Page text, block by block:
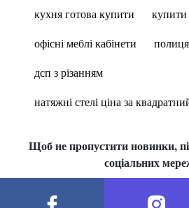
кухня готова купити
купити
офісні меблі кабінети
дсп з різанням
натяжні стелі ціна за
Щоб не пропустити новинки,
соціальних